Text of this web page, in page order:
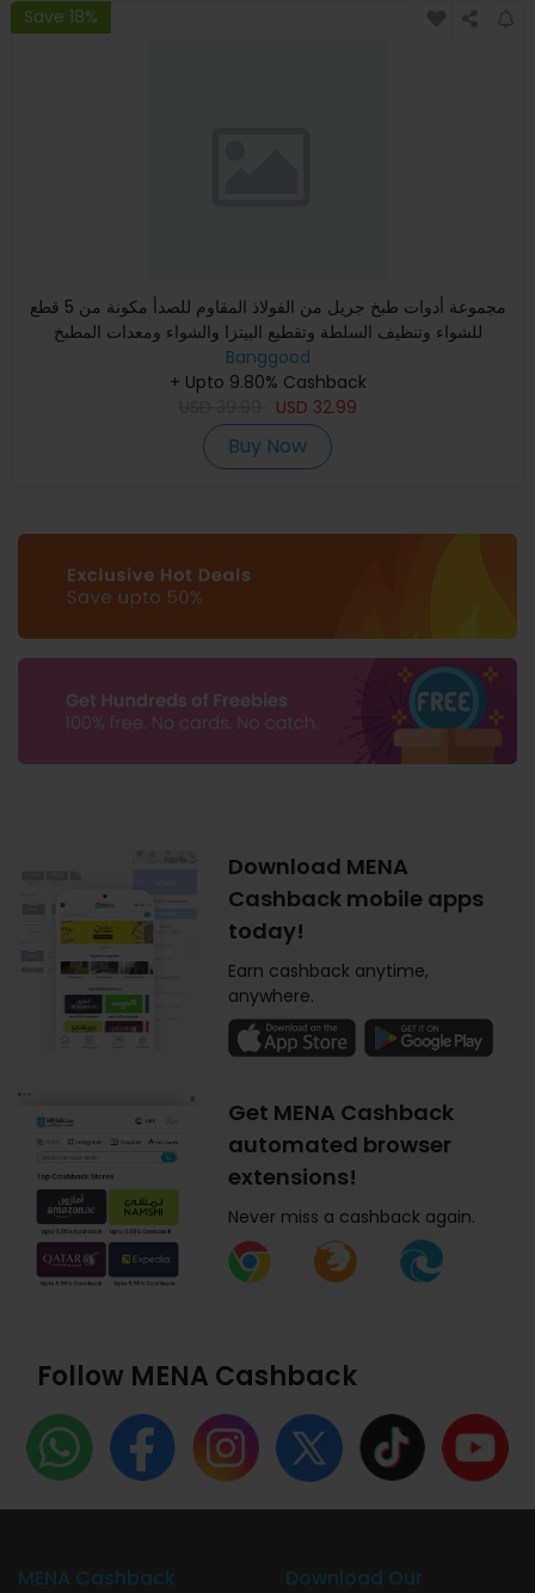
Save 18%
مجموعة أدوات طبخ جريل من الفولاذ المقاوم للصدأ مكونة من 5 قطع
للشواء وتنظيف السلطة وتقطيع البيتزا والشواء ومعدات المطبخ
Banggood
+ Upto 9.80% Cashback
USD 32.99
Buy Now
Download MENA
Cashback mobile apps
today!
Earn cashback anytime,
anywhere.
Get MENA Cashback
automated browser
extensions!
Never miss a cashback again.
Follow MENA Cashback
MENA Cashback Download Our